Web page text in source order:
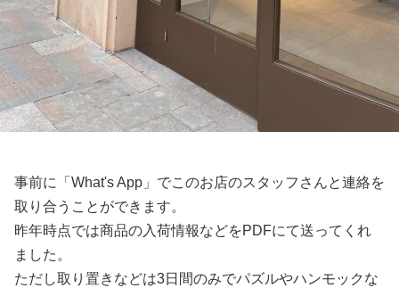
事前に「What's App」でこのお店のスタッフさんと連絡を
取り合うことができます。
昨年時点では商品の入荷情報などをPDFにて送ってくれ
ました。
ただし取り置きなどは3日間のみでパズルやハンモックな